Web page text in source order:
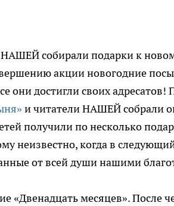
собирали подарки к
акции новогодние
они достигли своих адресатов!
и читатели НАШЕЙ собрали
получили по несколько
неизвестно, когда в
от всей души нашими
«Двенадцать месяцев». После